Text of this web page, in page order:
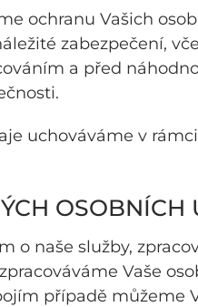
ochranu Vašich
zabezpečení,
a před
uchováváme v
OSOBNÍCH
o naše služby,
Vaše
případě